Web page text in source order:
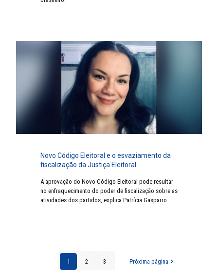
Novo Código Eleitoral e o esvaziamento da
fiscalização da Justiça Eleitoral
A aprovação do Novo Código Eleitoral pode resultar
no enfraquecimento do poder de fiscalização sobre as
atividades dos partidos, explica Patrícia Gasparro.
1 2 3 Próxima página